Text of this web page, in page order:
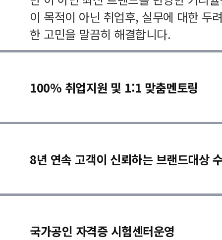
이 목적이 아닌 취업후, 실무에 대한 두
한 고민을 말끔히 해결합니다.
100% 취업지원 및 1:1 맞춤멘토링
8년 연속 고객이 신뢰하는 브랜드대상
국가공인 자격증 시험센터운영